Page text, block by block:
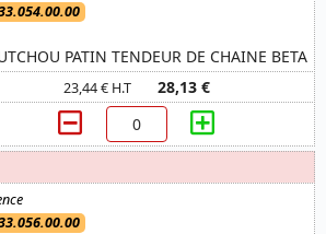
PATIN TENDEUR DE CHAINE BETA
23,44 € H.T 28,13 €